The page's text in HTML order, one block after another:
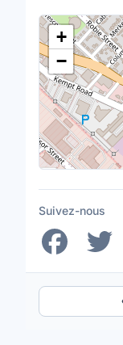
Lieu
+
−
Suivez-nous